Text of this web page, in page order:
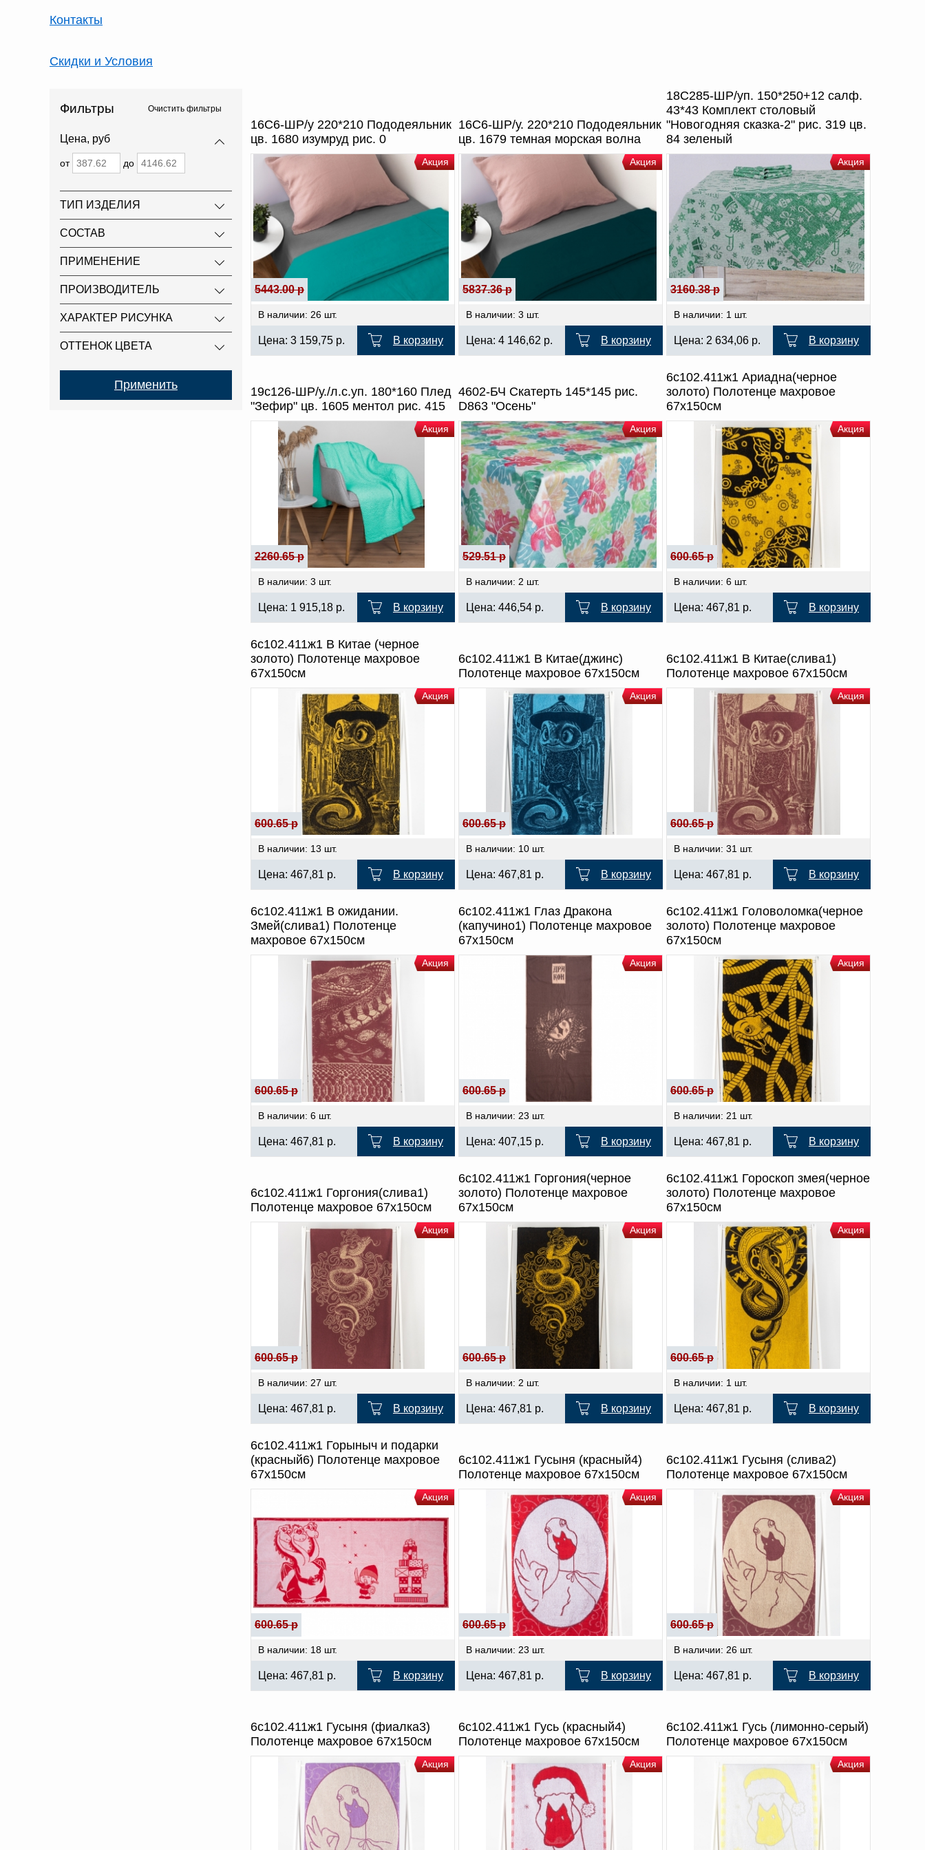
Контакты
Скидки и Условия
Фильтры Очистить фильтры
Цена, руб
от до
ТИП ИЗДЕЛИЯ
СОСТАВ
ПРИМЕНЕНИЕ
ПРОИЗВОДИТЕЛЬ
ХАРАКТЕР РИСУНКА
ОТТЕНОК ЦВЕТА
16С6-ШР/у 220*210 Пододеяльник
цв. 1680 изумруд рис. 0
Акция
5443.00 р
В наличии: 26 шт.
Цена: 3 159,75 р. В корзину
16С6-ШР/у. 220*210 Пододеяльник
цв. 1679 темная морская волна
Акция
5837.36 р
В наличии: 3 шт.
Цена: 4 146,62 р. В корзину
18С285-ШР/уп. 150*250+12 салф.
43*43 Комплект столовый
"Новогодняя сказка-2" рис. 319 цв.
84 зеленый
Акция
3160.38 р
В наличии: 1 шт.
Цена: 2 634,06 р. В корзину
19с126-ШР/у./л.с.уп. 180*160 Плед
"Зефир" цв. 1605 ментол рис. 415
Акция
2260.65 р
В наличии: 3 шт.
Цена: 1 915,18 р. В корзину
4602-БЧ Скатерть 145*145 рис.
D863 "Осень"
Акция
529.51 р
В наличии: 2 шт.
Цена: 446,54 р. В корзину
6с102.411ж1 Ариадна(черное
золото) Полотенце махровое
67х150см
Акция
600.65 р
В наличии: 6 шт.
Цена: 467,81 р. В корзину
6с102.411ж1 В Китае (черное
золото) Полотенце махровое
67х150см
Акция
600.65 р
В наличии: 13 шт.
Цена: 467,81 р. В корзину
6с102.411ж1 В Китае(джинс)
Полотенце махровое 67х150см
Акция
600.65 р
В наличии: 10 шт.
Цена: 467,81 р. В корзину
6с102.411ж1 В Китае(слива1)
Полотенце махровое 67х150см
Акция
600.65 р
В наличии: 31 шт.
Цена: 467,81 р. В корзину
6с102.411ж1 В ожидании.
Змей(слива1) Полотенце
махровое 67х150см
Акция
600.65 р
В наличии: 6 шт.
Цена: 467,81 р. В корзину
6с102.411ж1 Глаз Дракона
(капучино1) Полотенце махровое
67х150см
Акция
600.65 р
В наличии: 23 шт.
Цена: 407,15 р. В корзину
6с102.411ж1 Головоломка(черное
золото) Полотенце махровое
67х150см
Акция
600.65 р
В наличии: 21 шт.
Цена: 467,81 р. В корзину
6с102.411ж1 Горгония(слива1)
Полотенце махровое 67х150см
Акция
600.65 р
В наличии: 27 шт.
Цена: 467,81 р. В корзину
6с102.411ж1 Горгония(черное
золото) Полотенце махровое
67х150см
Акция
600.65 р
В наличии: 2 шт.
Цена: 467,81 р. В корзину
6с102.411ж1 Гороскоп змея(черное
золото) Полотенце махровое
67х150см
Акция
600.65 р
В наличии: 1 шт.
Цена: 467,81 р. В корзину
6с102.411ж1 Горыныч и подарки
(красный6) Полотенце махровое
67х150см
Акция
600.65 р
В наличии: 18 шт.
Цена: 467,81 р. В корзину
6с102.411ж1 Гусыня (красный4)
Полотенце махровое 67х150см
Акция
600.65 р
В наличии: 23 шт.
Цена: 467,81 р. В корзину
6с102.411ж1 Гусыня (слива2)
Полотенце махровое 67х150см
Акция
600.65 р
В наличии: 26 шт.
Цена: 467,81 р. В корзину
6с102.411ж1 Гусыня (фиалка3)
Полотенце махровое 67х150см
Акция
6с102.411ж1 Гусь (красный4)
Полотенце махровое 67х150см
Акция
6с102.411ж1 Гусь (лимонно-серый)
Полотенце махровое 67х150см
Акция